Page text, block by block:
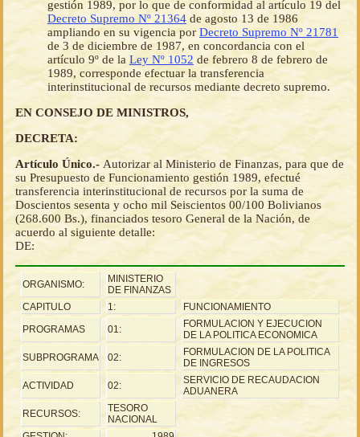
gestión 1989, por lo que de conformidad al artículo 19 del
Decreto Supremo Nº 21364 de agosto 13 de 1986
ampliando en su vigencia por Decreto Supremo Nº 21781
de 3 de diciembre de 1987, en concordancia con el
artículo 9º de la Ley Nº 1052 de febrero 8 de febrero de
1989, corresponde efectuar la transferencia
interinstitucional de recursos mediante decreto supremo.
EN CONSEJO DE MINISTROS,
DECRETA:
Artículo Único.- Autorizar al Ministerio de Finanzas, para que de
su Presupuesto de Funcionamiento gestión 1989, efectué
transferencia interinstitucional de recursos por la suma de
Doscientos sesenta y ocho mil Seiscientos 00/100 Bolivianos
(268.600 Bs.), financiados tesoro General de la Nación, de
acuerdo al siguiente detalle:
DE:
ORGANISMO:
MINISTERIO
DE FINANZAS
CAPITULO
1:
FUNCIONAMIENTO
PROGRAMAS
01:
FORMULACION Y EJECUCION
DE LA POLITICA ECONOMICA
SUBPROGRAMA
02:
FORMULACION DE LA POLITICA
DE INGRESOS
ACTIVIDAD
02:
SERVICIO DE RECAUDACION
ADUANERA
RECURSOS:
TESORO
NACIONAL